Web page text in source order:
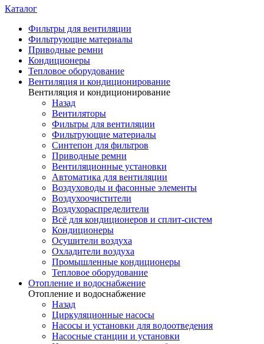
Каталог
Фильтры для вентиляции
Фильтрующие материалы
Приводные ремни
Кондиционеры
Тепловое оборудование
Вентиляция и кондиционирование
Вентиляция и кондиционирование
Назад
Вентиляторы
Фильтры для вентиляции
Фильтрующие материалы
Синтепон для фильтров
Приводные ремни
Вентиляционные установки
Автоматика для вентиляции
Воздуховоды и фасонные элементы
Воздухоочистители
Воздухораспределители
Всё для кондиционеров и сплит-систем
Кондиционеры
Осушители воздуха
Охладители воздуха
Промышленные кондиционеры
Тепловое оборудование
Отопление и водоснабжение
Отопление и водоснабжение
Назад
Циркуляционные насосы
Насосы и установки для водоотведения
Насосные станции и установки